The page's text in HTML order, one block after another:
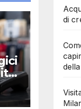
di